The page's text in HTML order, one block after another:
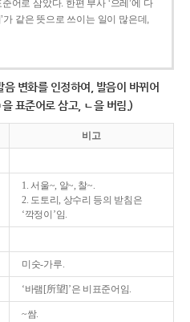
준어로 삼았다. 한편 부사 ‘으레’에 다
가 같은 뜻으로 쓰이는 일이 많은데,
변화를 인정하여, 발음이 바뀌어
표준어로 삼고, ㄴ을 버림.)
비고
1. 서울~, 알~, 찰~.
2. 도토리, 상수리 등의 받침은
‘깍정이’임.
미숫-가루.
‘바램[所望]’은 비표준어임.
~쌈.